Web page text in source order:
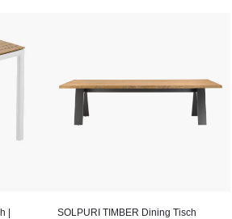
| SOLPURI TIMBER Dining Tisch